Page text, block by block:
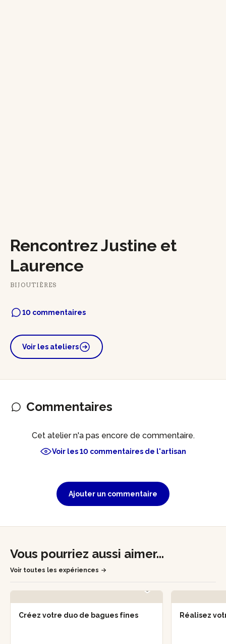
Rencontrez Justine et
Laurence
BIJOUTIÈRES
10 commentaires
Voir les ateliers
Commentaires
Cet atelier n'a pas encore de commentaire.
Voir les 10 commentaires de l'artisan
Ajouter un commentaire
Vous pourriez aussi aimer...
Voir toutes les expériences
Créez votre duo de bagues fines Réalisez